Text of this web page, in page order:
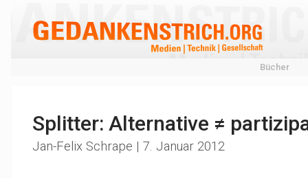
Bücher
Splitter: Alternative ≠
Jan-Felix Schrape | 7. Januar 2012